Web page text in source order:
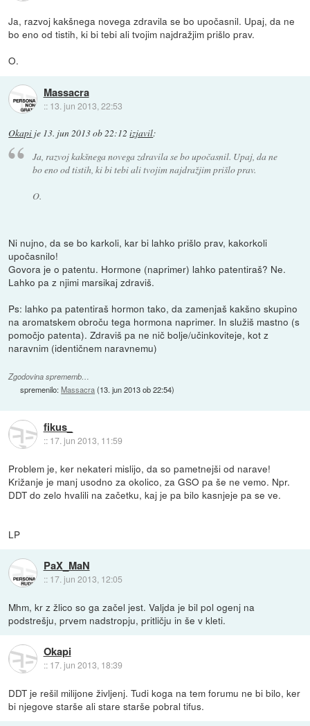
Ja, razvoj kakšnega novega zdravila se bo upočasnil. Upaj, da ne
bo eno od tistih, ki bi tebi ali tvojim najdražjim prišlo prav.
O.
Massacra
:: 13. jun 2013, 22:53
Okapi je 13. jun 2013 ob 22:12 izjavil:
Ja, razvoj kakšnega novega zdravila se bo upočasnil. Upaj, da ne
bo eno od tistih, ki bi tebi ali tvojim najdražjim prišlo prav.
O.
Ni nujno, da se bo karkoli, kar bi lahko prišlo prav, kakorkoli
upočasnilo!
Govora je o patentu. Hormone (naprimer) lahko patentiraš? Ne.
Lahko pa z njimi marsikaj zdraviš.
Ps: lahko pa patentiraš hormon tako, da zamenjaš kakšno skupino
na aromatskem obroču tega hormona naprimer. In služiš mastno (s
pomočjo patenta). Zdraviš pa ne nič bolje/učinkoviteje, kot z
naravnim (identičnem naravnemu)
Zgodovina sprememb…
spremenilo:Massacra(13. jun 2013 ob 22:54)
fikus_
:: 17. jun 2013, 11:59
Problem je, ker nekateri mislijo, da so pametnejši od narave!
Križanje je manj usodno za okolico, za GSO pa še ne vemo. Npr.
DDT do zelo hvalili na začetku, kaj je pa bilo kasnjeje pa se ve.
LP
PaX_MaN
:: 17. jun 2013, 12:05
Mhm, kr z žlico so ga začel jest. Valjda je bil pol ogenj na
podstrešju, prvem nadstropju, pritličju in še v kleti.
Okapi
:: 17. jun 2013, 18:39
DDT je rešil milijone življenj. Tudi koga na tem forumu ne bi bilo, ker
bi njegove starše ali stare starše pobral tifus.